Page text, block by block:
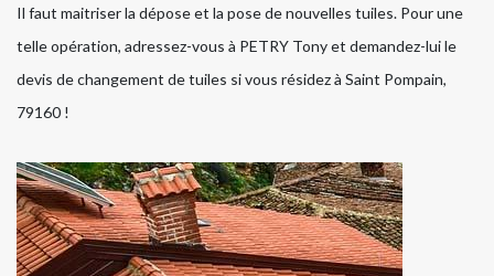
Il faut maitriser la dépose et la pose de nouvelles tuiles. Pour une
telle opération, adressez-vous à PETRY Tony et demandez-lui le
devis de changement de tuiles si vous résidez à Saint Pompain,
79160 !